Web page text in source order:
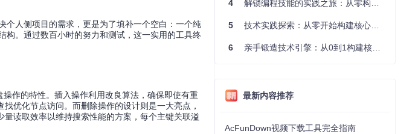
个人侧项目的需求，更是为了填补一个空白：一个纯
构。通过数百小时的努力和测试，这一实用的工具终
作的特性。插入操作利用改良算法，确保即使有重
优化节点访问。而删除操作的设计则是一大亮点，
读取效率以维持搜索性能的方案，每个主键关联溢
4 解锁编程技能的实践之旅：从零构建你的技术世界
5 技术实践探索：从零开始构建核心系统的实践指南
6 亲手锻造技术引擎：从0到1构建核心系统的实践指南
最新内容推荐
AcFunDown视频下载工具完全指南